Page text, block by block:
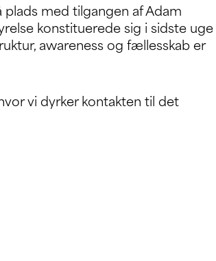
med tilgangen af Adam
konstituerede sig i sidste uge
awareness og fællesskab er
vi dyrker kontakten til det